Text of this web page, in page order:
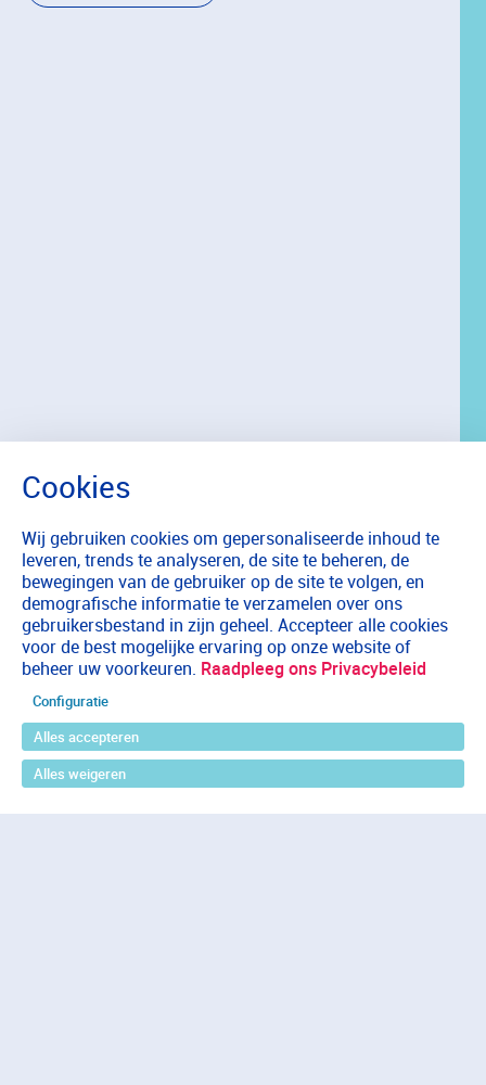
Wij gebruiken cookies om gepersonaliseerde inhoud te
leveren, trends te analyseren, de site te beheren, de
bewegingen van de gebruiker op de site te volgen, en
demografische informatie te verzamelen over ons
gebruikersbestand in zijn geheel. Accepteer alle cookies
voor de best mogelijke ervaring op onze website of
beheer uw voorkeuren. Raadpleeg ons Privacybeleid
Configuratie
Alles accepteren
Alles weigeren